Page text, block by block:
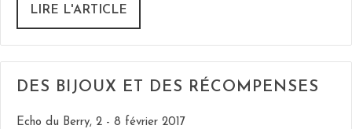
LIRE L'ARTICLE
DES BIJOUX ET DES RÉCOMPENSES
Echo du Berry, 2 - 8 février 2017